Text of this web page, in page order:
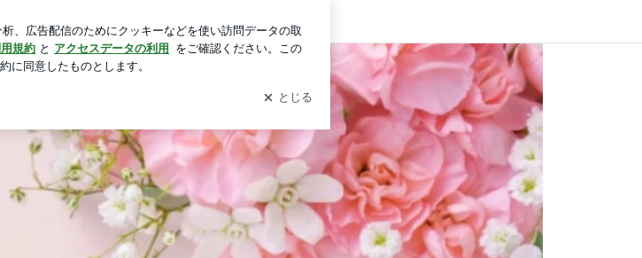
秘訣！【山形の結婚相談所 グランディール マリアージュ】
ログイン